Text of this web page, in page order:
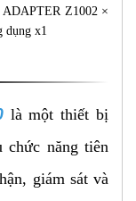
Z1002 ×
dụng x1
là một thiết bị
chức năng tiên
giám sát và